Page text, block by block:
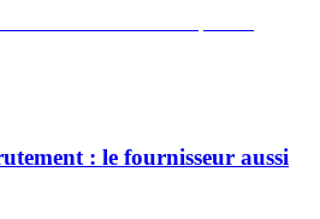
: le fournisseur aussi